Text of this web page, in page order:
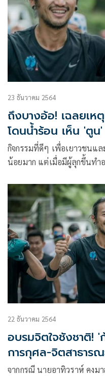
23 ธันวาคม 2564
ถึงบางอ้อ! เฉลยเ
โดนน้ำร้อน เห็น 'ตู
น้อง'
กิจกรรมที่ดีๆ เพื่อเยาวชนแ
น้อยมาก แต่เมื่อมีผู้ลุกขึ้นทำอ
22 ธันวาคม 2564
อบรมจิตใจชังชาติ! '
การกุศล-จิตสาธารณ
จากกรณี นายอาทิวราห์ คงม